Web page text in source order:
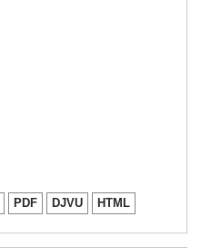
PDF DJVU HTML